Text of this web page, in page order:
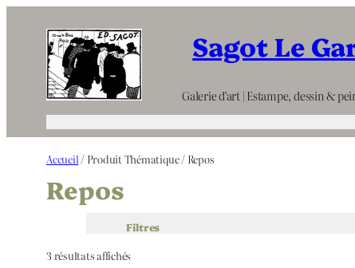
contenu
Sagot Le
Galerie d’art | Estampe, dessin &
Accueil / Produit Thématique / Repos
Repos
Filtres
3 résultats affichés